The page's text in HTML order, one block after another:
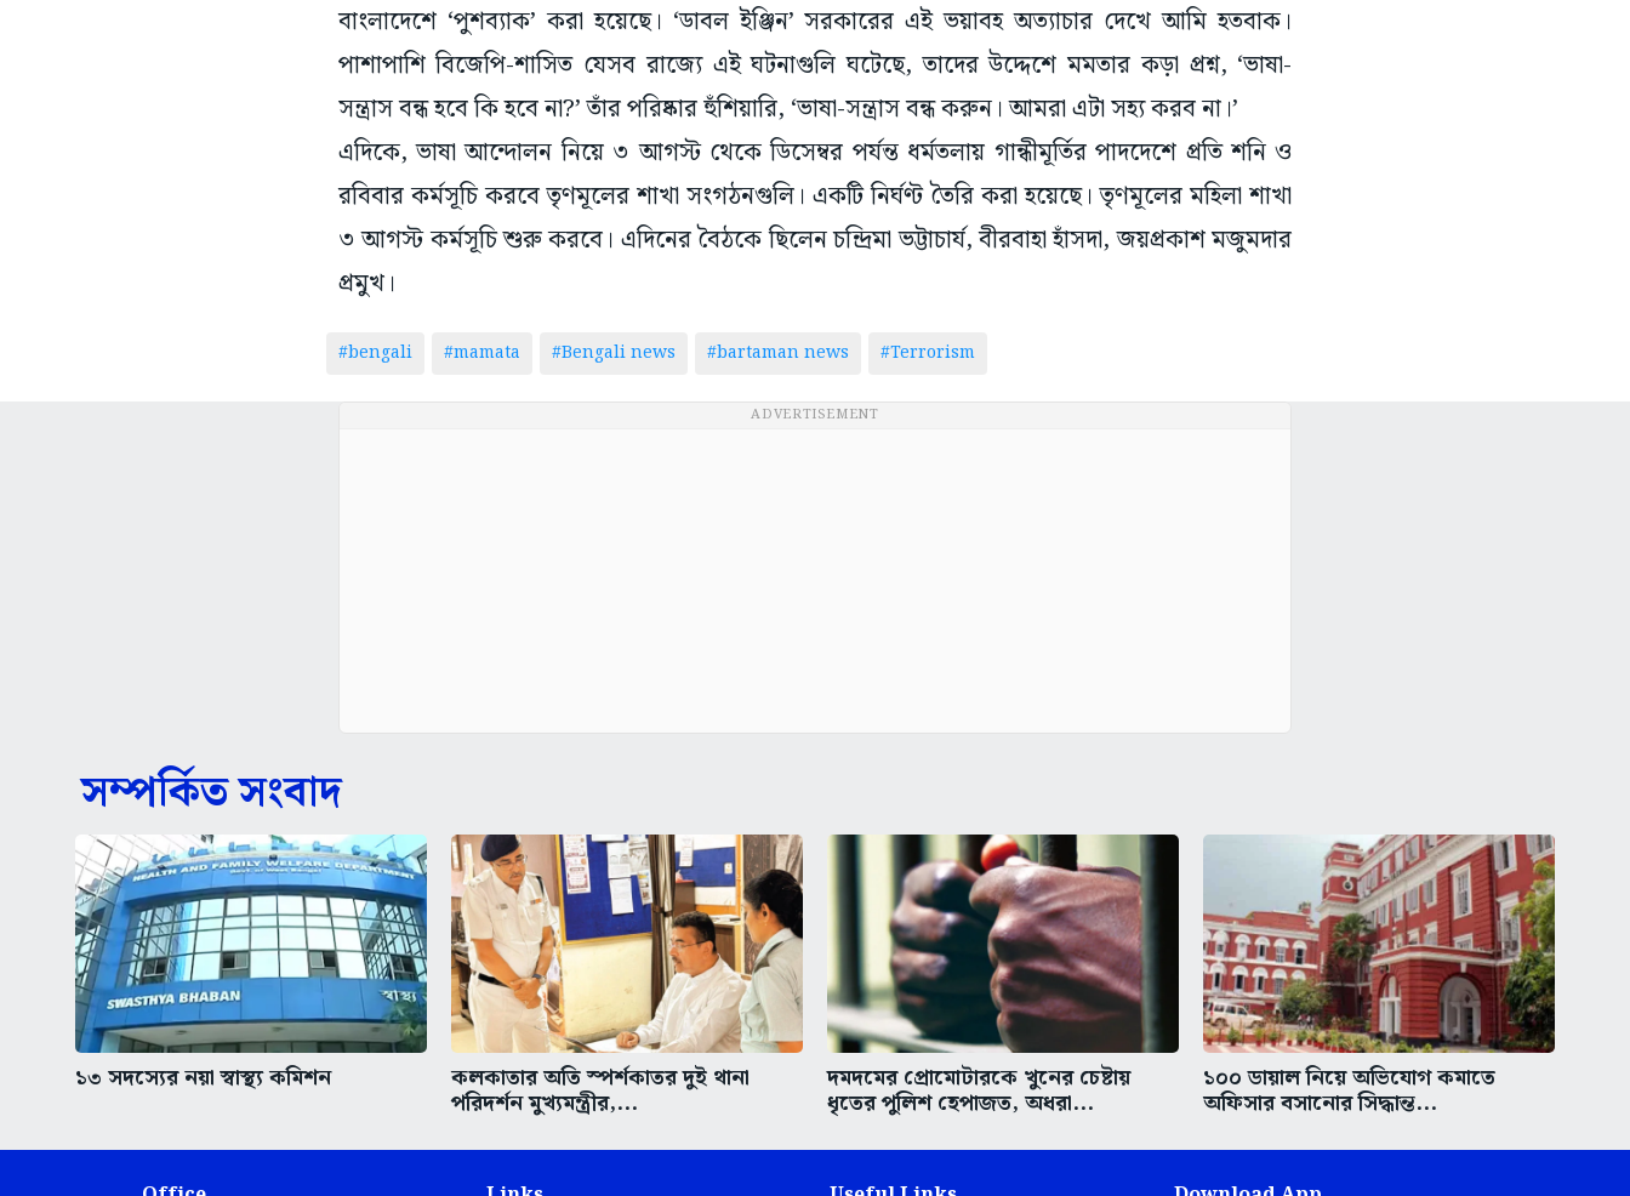
বাংলাদেশে ‘পুশব্যাক’ করা হয়েছে। ‘ডাবল ইঞ্জিন’ সরকারের এই ভয়াবহ অত্যাচার দেখে আমি হতবাক।
পাশাপাশি বিজেপি-শাসিত যেসব রাজ্যে এই ঘটনাগুলি ঘটেছে, তাদের উদ্দেশে মমতার কড়া প্রশ্ন, ‘ভাষা-
সন্ত্রাস বন্ধ হবে কি হবে না?’ তাঁর পরিষ্কার হুঁশিয়ারি, ‘ভাষা-সন্ত্রাস বন্ধ করুন। আমরা এটা সহ্য করব না।’
এদিকে, ভাষা আন্দোলন নিয়ে ৩ আগস্ট থেকে ডিসেম্বর পর্যন্ত ধর্মতলায় গান্ধীমূর্তির পাদদেশে প্রতি শনি ও
রবিবার কর্মসূচি করবে তৃণমূলের শাখা সংগঠনগুলি। একটি নির্ঘণ্ট তৈরি করা হয়েছে। তৃণমূলের মহিলা শাখা
৩ আগস্ট কর্মসূচি শুরু করবে। এদিনের বৈঠকে ছিলেন চন্দ্রিমা ভট্টাচার্য, বীরবাহা হাঁসদা, জয়প্রকাশ মজুমদার
প্রমুখ।
#bengali #mamata #Bengali news #bartaman news #Terrorism
ADVERTISEMENT
সম্পর্কিত সংবাদ
১৩ সদস্যের নয়া স্বাস্থ্য কমিশন কলকাতার অতি স্পর্শকাতর দুই থানা
পরিদর্শন মুখ্যমন্ত্রীর,...
দমদমের প্রোমোটারকে খুনের চেষ্টায়
ধৃতের পুলিশ হেপাজত, অধরা...
১০০ ডায়াল নিয়ে অভিযোগ কমাতে
অফিসার বসানোর সিদ্ধান্ত...